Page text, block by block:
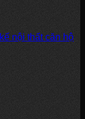
nội thất căn hộ